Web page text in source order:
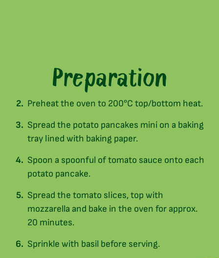
Preparation
Preheat the oven to 200°C top/bottom heat.
Spread the potato pancakes mini on a baking
tray lined with baking paper.
Spoon a spoonful of tomato sauce onto each
potato pancake.
Spread the tomato slices, top with
mozzarella and bake in the oven for approx.
20 minutes.
Sprinkle with basil before serving.